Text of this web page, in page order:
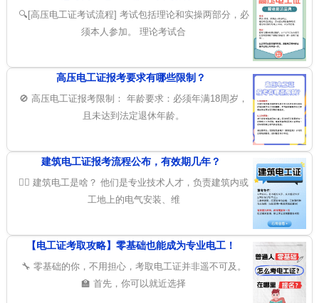
🔍[高压电工证考试流程] 考试包括理论和实操两部分，必
须本人参加。 理论考试合
高压电工证报考要求有哪些限制？
🚫 高压电工证报考限制： 年龄要求：必须年满18周岁，
且未达到法定退休年龄。
建筑电工证报考流程公布，有效期几年？
👷‍♂️ 建筑电工是啥？ 他们是专业技术人才，负责建筑内或
工地上的电气安装、维
【电工证考取攻略】零基础也能成为专业电工！
🔧 零基础的你，不用担心，考取电工证并非遥不可及。
🏫 首先，你可以就近选择